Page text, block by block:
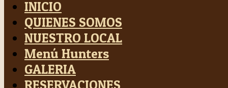
INICIO
QUIENES SOMOS
NUESTRO LOCAL
Menú Hunters
GALERIA
RESERVACIONES